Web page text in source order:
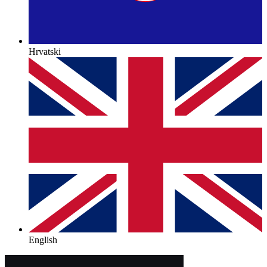
Hrvatski
English